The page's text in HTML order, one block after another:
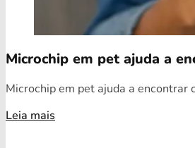
Microchip em pet ajuda a
Microchip em pet ajuda a encontrar
Leia mais